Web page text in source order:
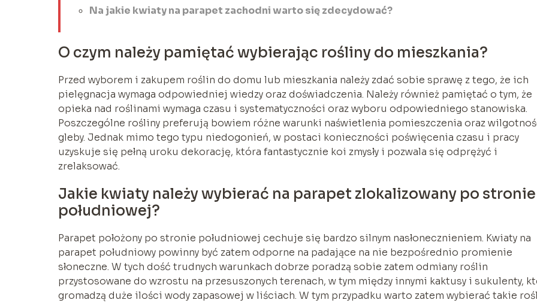
Na jakie kwiaty na parapet zachodni warto się zdecydować?
O czym należy pamiętać wybierając rośliny do mieszkania?
Przed wyborem i zakupem roślin do domu lub mieszkania należy zdać sobie sprawę z tego, że ich
pielęgnacja wymaga odpowiedniej wiedzy oraz doświadczenia. Należy również pamiętać o tym, że
opieka nad roślinami wymaga czasu i systematyczności oraz wyboru odpowiedniego stanowiska.
Poszczególne rośliny preferują bowiem różne warunki naświetlenia pomieszczenia oraz
gleby. Jednak mimo tego typu niedogonień, w postaci konieczności poświęcenia czasu i pracy
uzyskuje się pełną uroku dekorację, która fantastycznie koi zmysły i pozwala się odprężyć i
zrelaksować.
Jakie kwiaty należy wybierać na parapet zlokalizowany po stronie
południowej?
Parapet położony po stronie południowej cechuje się bardzo silnym nasłonecznieniem. Kwiaty na
parapet południowy powinny być zatem odporne na padające na nie bezpośrednio promienie
słoneczne. W tych dość trudnych warunkach dobrze poradzą sobie zatem odmiany roślin
przystosowane do wzrostu na przesuszonych terenach, w tym między innymi kaktusy i sukulenty,
gromadzą duże ilości wody zapasowej w liściach. W tym przypadku warto zatem wybierać takie